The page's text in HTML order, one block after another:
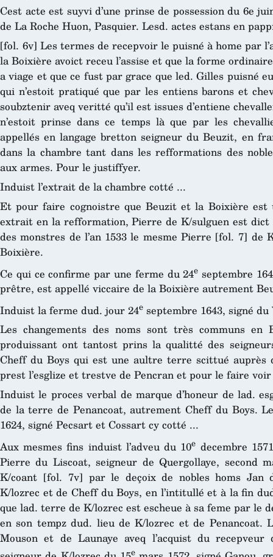
Cest acte est suyvi d’une prinse de possession du 6e
de La Roche Huon, Pasquier. Lesd. actes estans en
[fol. 6v] Les termes de recepvoir le puisné à home par
la Boixière avoict receu l’assise et que la forme
a viage et que ce fust par grace que led. Gilles puisné
qui n’estoit pratiqué que par les entiens barons et
soubztenir aveq veritté qu’il est issues d’entiene
n’estoit prinse dans ce temps là que par les
appellés en langage bretton seigneur du Beuzit, en
dans la chambre tant dans les refformations des
aux armes. Pour le justiffyer.
Induist l’extrait de la chambre cotté ...
Et pour faire cognoistre que Beuzit et la Boixière est
extrait en la refformation, Pierre de K/sulguen est
des monstres de l’an 1533 le mesme Pierre [fol. 7] de
Boixière.
Ce qui ce confirme par une ferme du 24e septembre
prêtre, est appellé viccaire de la Boixière autrement
Induist la ferme dud. jour 24e septembre 1643, signé
Les changements des noms sont très communs en
produissant ont tantost prins la qualitté des
Cheff du Boys qui est une aultre terre scittué
prest l’esglize et trestve de Pencran et pour le faire
Induist le proces verbal de marque d’honeur de lad.
de la terre de Penancoat, autrement Cheff du Boys.
1624, signé Pecsart et Cossart cy cotté ...
Aux mesmes fins induist l’adveu du 10e decembre
Pierre du Liscoat, seigneur de Quergollaye, second
K/coant [fol. 7v] par le deçoix de nobles homs Jan
K/lozrec et de Cheff du Boys, en l’intitullé et à la fin
que lad. terre de K/lozrec est escheue à sa feme par le
en son tempz dud. lieu de K/lozrec et de Penancoat.
Mouson et de Launaye aveq l’acquist du
e